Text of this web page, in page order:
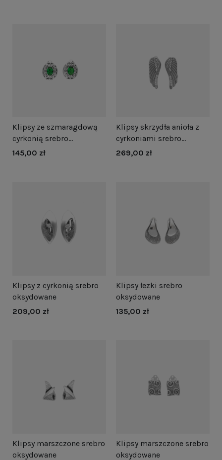
Klipsy ze szmaragdową
cyrkonią srebro
oksydowane
145,00 zł
Klipsy skrzydła anioła z
cyrkoniami srebro
oksydowane
269,00 zł
Klipsy z cyrkonią srebro
oksydowane
209,00 zł
Klipsy łezki srebro
oksydowane
135,00 zł
Klipsy marszczone srebro
oksydowane
Klipsy marszczone srebro
oksydowane